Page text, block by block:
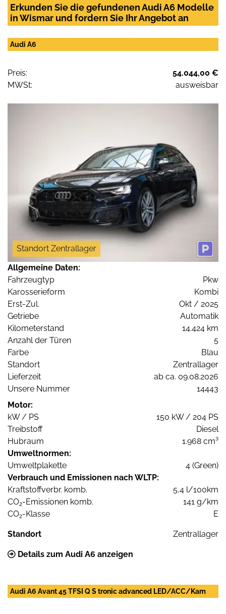
Erkunden Sie die gefundenen Audi A6 Modelle
in Wismar und fordern Sie Ihr Angebot an
Audi A6
Preis:
54.044,00 €
MWSt:
ausweisbar
Standort Zentrallager
Allgemeine Daten:
Fahrzeugtyp
Pkw
Karosserieform
Kombi
Erst-Zul.
Okt / 2025
Getriebe
Automatik
Kilometerstand
14.424 km
Anzahl der Türen
5
Farbe
Blau
Standort
Zentrallager
Lieferzeit
ab ca. 09.08.2026
Unsere Nummer
14443
Motor:
kW / PS
150 kW / 204 PS
Treibstoff
Diesel
Hubraum
1.968 cm³
Umweltnormen:
Umweltplakette
4 (Green)
Verbrauch und Emissionen nach WLTP:
Kraftstoffverbr. komb.
5,4 l/100km
CO2-Emissionen komb.
141 g/km
CO2-Klasse E
Standort Zentrallager
Details zum Audi A6 anzeigen
Audi A6 Avant 45 TFSI Q S tronic advanced LED/ACC/Kam